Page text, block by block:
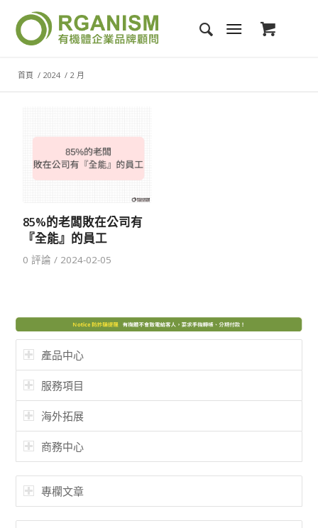
首頁 / 2024 / 2 月
85%的老闆敗在公司有
『全能』的員工
0 評論 / 2024-02-05
產品中心
服務項目
海外拓展
商務中心
專欄文章